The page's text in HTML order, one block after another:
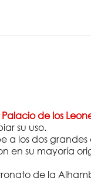
Palacio de los
su uso.
a los dos
en su mayoría
de la